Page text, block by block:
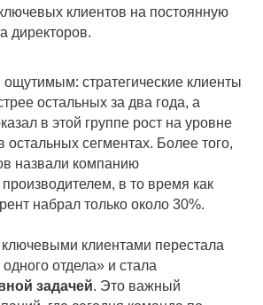
клиентов на постоянную
директоров.
стратегические клиенты
остальных за два года, а
в этой группе рост на уровне
остальных сегментах. Более того,
назвали компанию
в то время как
набрал только около 30%.
ключевыми клиентами перестала
отдела» и стала
задачей. Это важный